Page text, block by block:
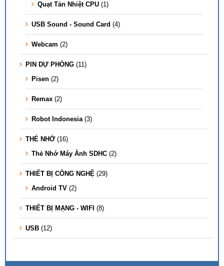
Quạt Tản Nhiệt CPU (1)
USB Sound - Sound Card (4)
Webcam (2)
PIN DỰ PHÒNG (11)
Pisen (2)
Remax (2)
Robot Indonesia (3)
THẺ NHỚ (16)
Thẻ Nhớ Máy Ảnh SDHC (2)
THIẾT BỊ CÔNG NGHỆ (29)
Android TV (2)
THIẾT BỊ MẠNG - WIFI (8)
USB (12)